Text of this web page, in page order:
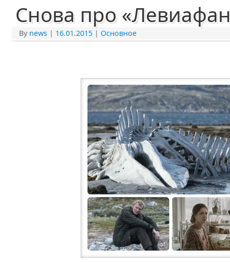
Снова про
By news | 16.01.2015 | Основное